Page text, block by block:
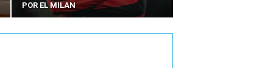
POR EL MILAN